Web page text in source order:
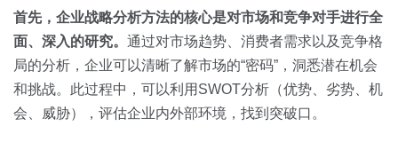
按角色
销售人员
销售管理
销售会话智能
首先，企业战略分析方法的核心是对市场和竞争对手进行全
面、深入的研究。 通过对市场趋势、消费者需求以及竞争格
局的分析，企业可以清晰了解市场的“密码”，洞悉潜在机会
和挑战。此过程中，可以利用SWOT分析（优势、劣势、机
会、威胁），评估企业内外部环境，找到突破口。